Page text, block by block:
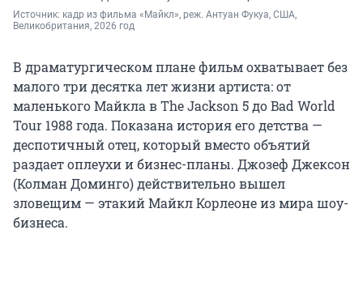
Источник: кадр из фильма «Майкл», реж. Антуан Фукуа, США,
Великобритания, 2026 год
В драматургическом плане фильм охватывает без
малого три десятка лет жизни артиста: от
маленького Майкла в The Jackson 5 доBad World
Tour 1988 года. Показана история его детства —
деспотичный отец, который вместо объятий
раздает оплеухи и бизнес-планы. Джозеф Джексон
(Колман Доминго) действительно вышел
зловещим — этакий Майкл Корлеоне из мира шоу-
бизнеса.